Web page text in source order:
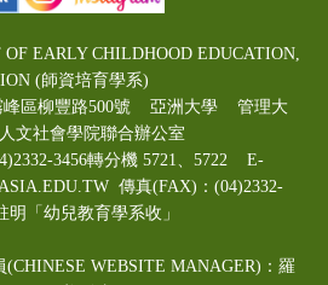
OF EARLY CHILDHOOD EDUCATION,
(師資培育學系)
峰區柳豐路500號 亞洲大學 管理大
文社會學院聯合辦公室
3456轉分機 5721、5722 E-
傳真(FAX)：(04)2332-
「幼兒教育學系收」
(CHINESE WEBSITE MANAGER)：羅